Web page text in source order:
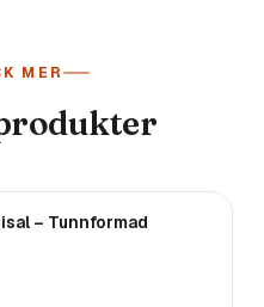
MER
– Tunnformad